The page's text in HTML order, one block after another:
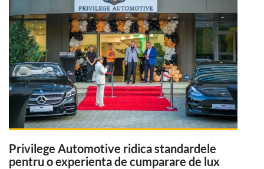
Privilege Automotive ridica standardele
pentru o experienta de cumparare de lux